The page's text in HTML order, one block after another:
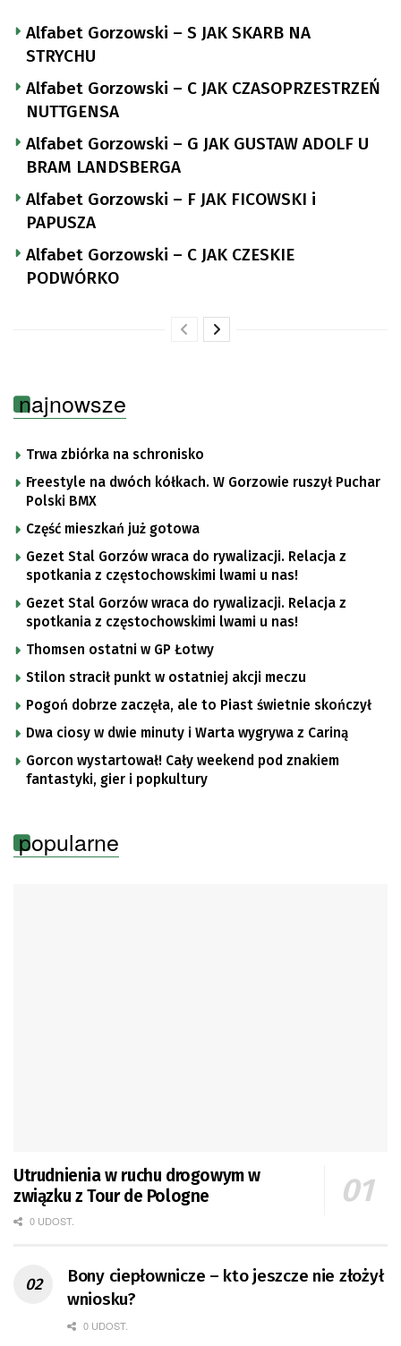
Alfabet Gorzowski – S JAK SKARB NA
STRYCHU
Alfabet Gorzowski – C JAK CZASOPRZESTRZEŃ
NUTTGENSA
Alfabet Gorzowski – G JAK GUSTAW ADOLF U
BRAM LANDSBERGA
Alfabet Gorzowski – F JAK FICOWSKI i
PAPUSZA
Alfabet Gorzowski – C JAK CZESKIE
PODWÓRKO
najnowsze
Trwa zbiórka na schronisko
Freestyle na dwóch kółkach. W Gorzowie ruszył Puchar
Polski BMX
Część mieszkań już gotowa
Gezet Stal Gorzów wraca do rywalizacji. Relacja z
spotkania z częstochowskimi lwami u nas!
Gezet Stal Gorzów wraca do rywalizacji. Relacja z
spotkania z częstochowskimi lwami u nas!
Thomsen ostatni w GP Łotwy
Stilon stracił punkt w ostatniej akcji meczu
Pogoń dobrze zaczęła, ale to Piast świetnie skończył
Dwa ciosy w dwie minuty i Warta wygrywa z Cariną
Gorcon wystartował! Cały weekend pod znakiem
fantastyki, gier i popkultury
popularne
Utrudnienia w ruchu drogowym w
związku z Tour de Pologne
0 UDOST.
Bony ciepłownicze – kto jeszcze nie złożył
wniosku?
0 UDOST.